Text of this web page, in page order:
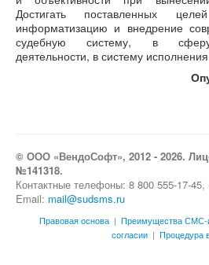
Достигать поставленных
информатизацию и внедрение
судебную систему, в сферу
деятельности, в систему
© ООО «ВендоСофт», 2012 - 2026.
№141318.
Контактные телефоны: 8 800 555-17-45,
Email: mail@sudsms.ru
Правовая основа | Преимущества СМС-
согласии | Процедура